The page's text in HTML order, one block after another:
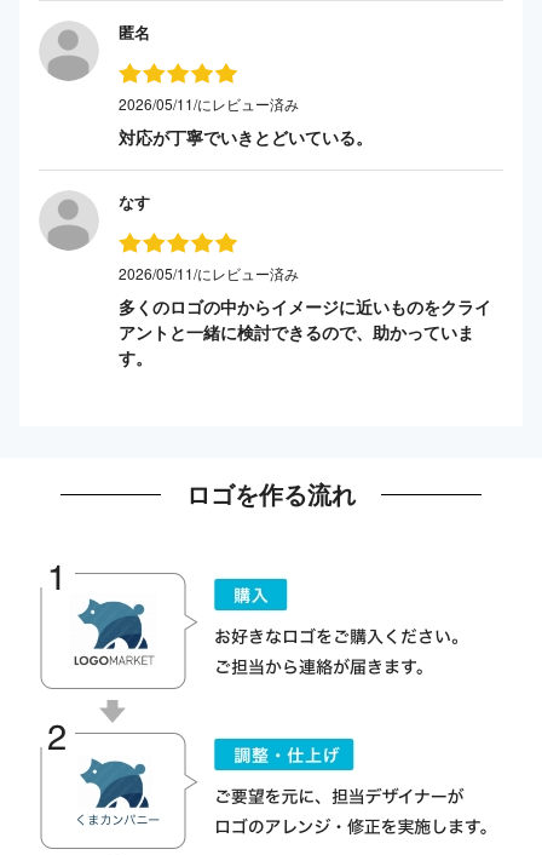
匿名
2026/05/11/にレビュー済み
対応が丁寧でいきとどいている。
なす
2026/05/11/にレビュー済み
多くのロゴの中からイメージに近いものをクライ
アントと一緒に検討できるので、助かっていま
す。
ロゴを作る流れ